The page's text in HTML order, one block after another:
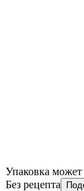
Упаковка может
Без рецепта